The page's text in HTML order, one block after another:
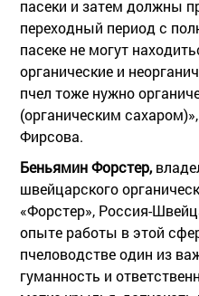
пасеки и затем должны
переходный период с
пасеке не могут
органические и
пчел тоже нужно
(органическим
Фирсова.
Беньямин Форстер,
швейцарского
«Форстер», Россия-
опыте работы в этой
пчеловодстве один из
гуманность и